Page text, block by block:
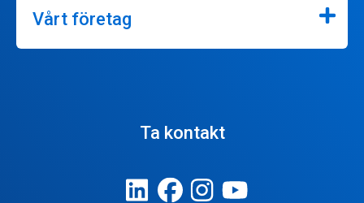
Vårt företag
Ta kontakt